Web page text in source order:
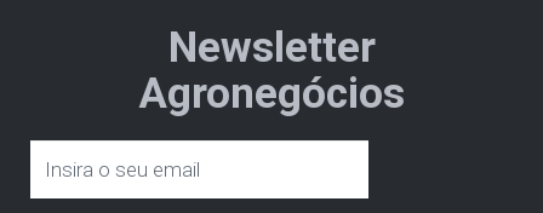
Newsletter
Agronegócios